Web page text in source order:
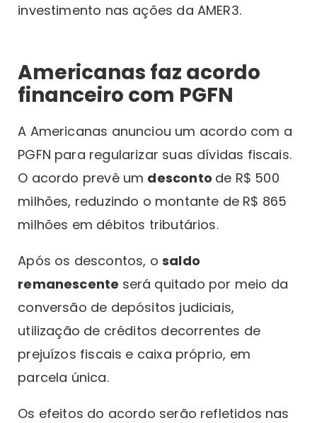
investimento nas ações da AMER3.
Americanas faz acordo
financeiro com PGFN
A Americanas anunciou um acordo com a
PGFN para regularizar suas dívidas fiscais.
O acordo prevê um desconto de R$ 500
milhões, reduzindo o montante de R$ 865
milhões em débitos tributários.
Após os descontos, o saldo
remanescente será quitado por meio da
conversão de depósitos judiciais,
utilização de créditos decorrentes de
prejuízos fiscais e caixa próprio, em
parcela única.
Os efeitos do acordo serão refletidos nas